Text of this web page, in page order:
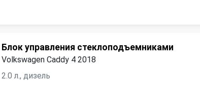
Блок управления стеклоподъемниками
Volkswagen Caddy 4 2018
2.0 л., дизель